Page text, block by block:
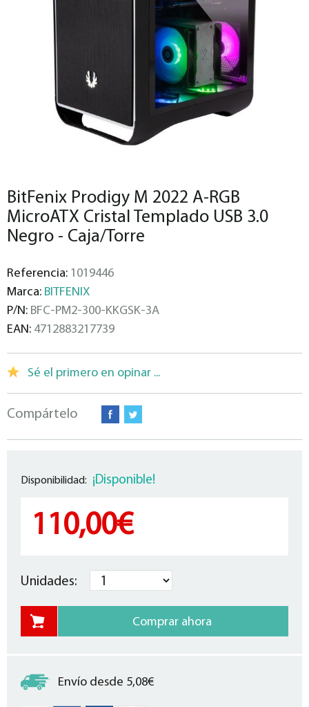
BitFenix Prodigy M 2022 A-RGB
MicroATX Cristal Templado USB 3.0
Negro - Caja/Torre
Referencia: 1019446
Marca: BITFENIX
P/N: BFC-PM2-300-KKGSK-3A
EAN: 4712883217739
Sé el primero en opinar ...
Compártelo
Disponibilidad: ¡Disponible!
110,00€
Unidades:
Envío desde 5,08€